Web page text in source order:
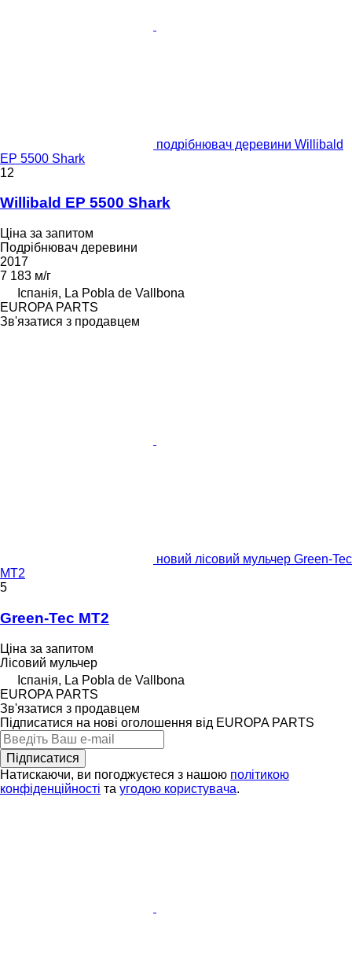
подрібнювач деревини Willibald
EP 5500 Shark
12
Willibald EP 5500 Shark
Ціна за запитом
Подрібнювач деревини
2017
7 183 м/г
Іспанія, La Pobla de Vallbona
EUROPA PARTS
Зв'язатися з продавцем
новий лісовий мульчер Green-Tec
MT2
5
Green-Tec MT2
Ціна за запитом
Лісовий мульчер
Іспанія, La Pobla de Vallbona
EUROPA PARTS
Зв'язатися з продавцем
Підписатися на нові оголошення від EUROPA PARTS
Підписатися
Натискаючи, ви погоджуєтеся з нашою політикою
конфіденційності та угодою користувача.